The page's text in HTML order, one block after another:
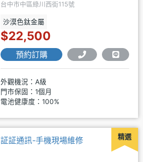
台中市中區綠川西街115號
沙漠色鈦金屬
$22,500
預約訂購
外觀機況：A級
門市保固：1個月
電池健康度：100%
精選
証証通訊-手機現場維修